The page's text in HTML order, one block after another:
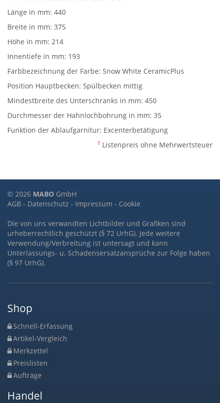
Länge in mm: 440
Breite in mm: 375
Höhe in mm: 214
Innentiefe in mm: 193
Farbbezeichnung der Farbe: Snow White CeramicPlus
Position Hauptbecken: Spülbecken mittig
Mindestbreite des Unterschranks in mm: 450
Durchmesser der Hahnlochbohrung in mm: 35
Funktion der Ablaufgarnitur: Excenterbetätigung
1 Listenpreis ohne Mehrwertsteuer
© 2026 MABO GmbH
AGB - Datenschutz - Impressum - Cookie
Die von uns verwandten Lichtbilder und Grafiken sind
urheberrechtlich geschützt (§ 72 UrhG). Jede weitere
Verwendung/Verbreitung ist untersagt und kann
Unterlassungs- u. Schadensersatzansprüche zur Folge haben
(§ 97 UrhG).
Shop
Schnell-Erfassung
Artikel-Vergleich
Merkzettel
Preislisten
Aufträge
Handel